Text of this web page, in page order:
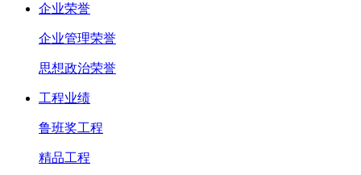
企业荣誉
企业管理荣誉
思想政治荣誉
工程业绩
鲁班奖工程
精品工程